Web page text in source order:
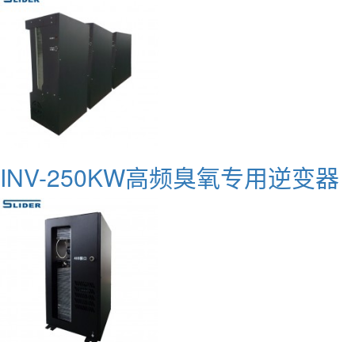
INV-250KW高频臭氧专用逆变器